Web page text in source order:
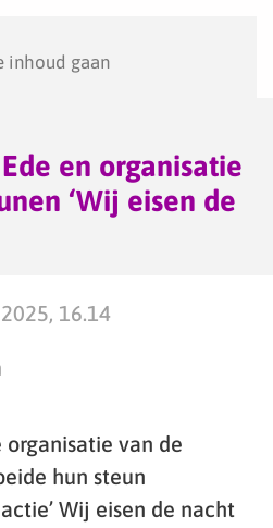
inhoud gaan
en organisatie
‘Wij eisen de
16.14
organisatie van de
hun steun
Wij eisen de nacht